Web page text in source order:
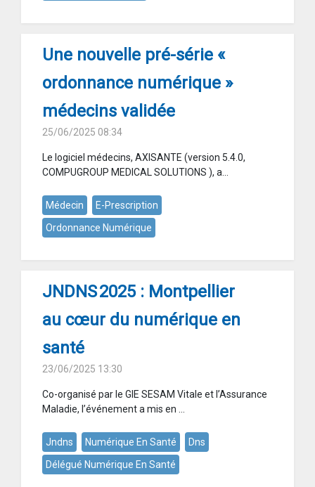
Une nouvelle pré-série «
ordonnance numérique »
médecins validée
25/06/2025 08:34
Le logiciel médecins, AXISANTE (version 5.4.0,
COMPUGROUP MEDICAL SOLUTIONS ), a...
Médecin
E-Prescription
Ordonnance Numérique
JNDNS 2025 : Montpellier
au cœur du numérique en
santé
23/06/2025 13:30
Co-organisé par le GIE SESAM Vitale et l’Assurance
Maladie, l’événement a mis en ...
Jndns Numérique En Santé
Dns
Délégué Numérique En Santé